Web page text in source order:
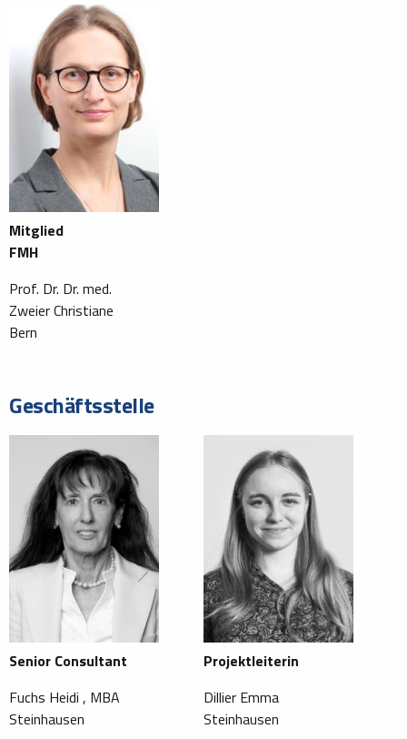
Mitglied
FMH
Prof. Dr. Dr. med.
Zweier Christiane
Bern
Geschäftsstelle
Senior Consultant
Fuchs Heidi , MBA
Steinhausen
Projektleiterin
Dillier Emma
Steinhausen